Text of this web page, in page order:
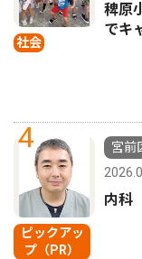
社会
稗原
でキ
4
ピックアッ
プ（PR）
宮前
内科